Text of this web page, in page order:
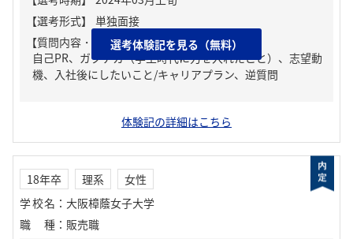
【質問内容・課題】
自己PR、ガクチカ（学生時代に力を入れたこと）、志望動
機、入社後にしたいこと/キャリアプラン、逆質問
選考体験記を見る（無料）
体験記の詳細はこちら
18年卒 理系
女性
学校名 ： 大阪樟蔭女子大学
職種 ： 販売職